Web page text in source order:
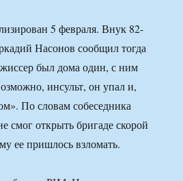
5 февраля. Внук 82-
Насонов сообщил тогда
был дома один, с ним
инсульт, он упал и,
По словам собеседника
смог открыть бригаде скорой
ее пришлось взломать.